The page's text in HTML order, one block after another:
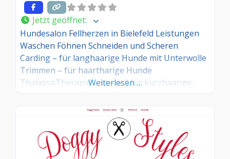
Jetzt geöffnet:
Hundesalon Fellherzen in Bielefeld Leistungen
Waschen Föhnen Schneiden und Scheren
Carding – für langhaarige Hunde mit Unterwolle
Trimmen – für haartharige Hunde
ThalassoTherapie – speziell für kurzhaarige,
und Ohrenpflege Zeckenentfernung
Wärmekabine Welpeneingewöhnung
Zahnsteinentfernung via Ultraschallzahnbürste
(ohne Narkose) Mobile Pflege Dogshop
Weiterlesen …